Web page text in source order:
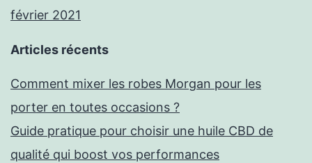
février 2021
Articles récents
Comment mixer les robes Morgan pour les
porter en toutes occasions ?
Guide pratique pour choisir une huile CBD de
qualité qui boost vos performances